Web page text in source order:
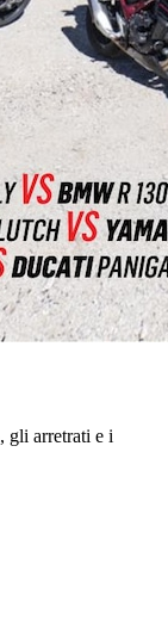
, gli arretrati e i